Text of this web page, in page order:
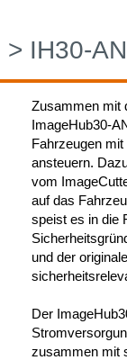
> IH30-
Zusammen mit
ImageHub30-
Fahrzeugen
ansteuern.
vom
auf das
speist es in die
und der
Der
zusammen mit